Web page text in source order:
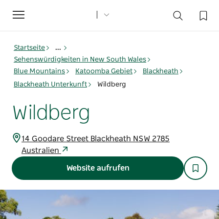
Toggle
navigation
Startseite
...
Sehenswürdigkeiten in New South Wales
Blue Mountains
Katoomba Gebiet
Blackheath
Blackheath Unterkunft
Wildberg
Wildberg
14 Goodare Street Blackheath NSW 2785
Australien
Website aufrufen